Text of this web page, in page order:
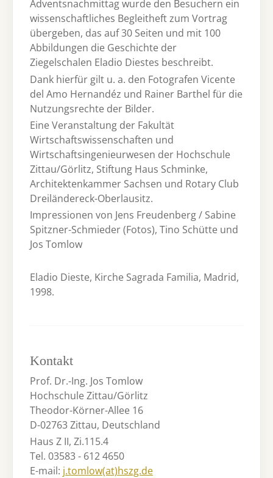
Adventsnachmittag wurde den Besuchern ein
wissenschaftliches Begleitheft zum Vortrag
übergeben, das auf 30 Seiten und mit 100
Abbildungen die Geschichte der
Ziegelschalen Eladio Diestes beschreibt.
Dank hierfür gilt u. a. den Fotografen Vicente
del Amo Hernandéz und Rainer Barthel für die
Nutzungsrechte der Bilder.
Eine Veranstaltung der Fakultät
Wirtschaftswissenschaften und
Wirtschaftsingenieurwesen der Hochschule
Zittau/Görlitz, Stiftung Haus Schminke,
Architektenkammer Sachsen und Rotary Club
Dreiländereck-Oberlausitz.
Impressionen von Jens Freudenberg / Sabine
Spitzner-Schmieder (Fotos), Tino Schütte und
Jos Tomlow
Eladio Dieste, Kirche Sagrada Familia, Madrid,
1998.
Kontakt
Prof. Dr.-Ing. Jos Tomlow
Hochschule Zittau/Görlitz
Theodor-Körner-Allee 16
D-02763 Zittau, Deutschland
Haus Z II, Zi.115.4
Tel. 03583 - 612 4650
E-mail: j.tomlow(at)hszg.de